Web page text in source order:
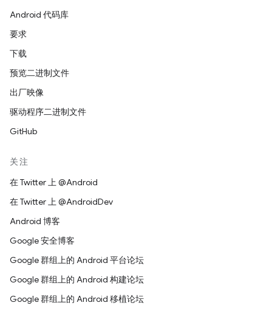
Android 代码库
要求
下载
预览二进制文件
出厂映像
驱动程序二进制文件
GitHub
关注
在 Twitter 上 @Android
在 Twitter 上 @AndroidDev
Android 博客
Google 安全博客
Google 群组上的 Android 平台论坛
Google 群组上的 Android 构建论坛
Google 群组上的 Android 移植论坛